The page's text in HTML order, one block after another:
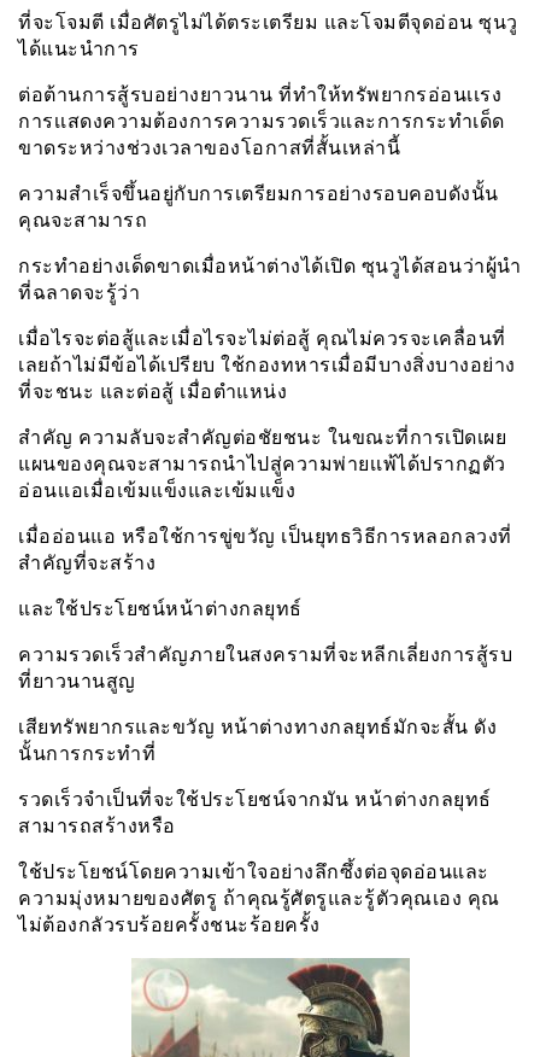
ที่จะโจมตี เมื่อศัตรูไม่ได้ตระเตรียม และโจมตีจุดอ่อน ซุนวู
ได้แนะนำการ
ต่อต้านการสู้รบอย่างยาวนาน ที่ทำให้ทรัพยากรอ่อนเเรง
การเเสดงความต้องการความรวดเร็วและการกระทำเด็ด
ขาดระหว่างช่วงเวลาของโอกาสที่สั้นเหล่านี้
ความสำเร็จขึ้นอยู่กับการเตรียมการอย่างรอบคอบดังนั้น
คุณจะสามารถ
กระทำอย่างเด็ดขาดเมื่อหน้าต่างได้เปิด ซุนวูได้สอนว่าผู้นำ
ที่ฉลาดจะรู้ว่า
เมื่อไรจะต่อสู้และเมื่อไรจะไม่ต่อสู้ คุณไม่ควรจะเคลื่อนที่
เลยถ้าไม่มีข้อได้เปรียบ ใช้กองทหารเมื่อมีบางสิ่งบางอย่าง
ที่จะชนะ และต่อสู้ เมื่อตำแหน่ง
สำคัญ ความลับจะสำคัญต่อชัยชนะ ในขณะที่การเปิดเผย
แผนของคุณจะสามารถนำไปสู่ความพ่ายเเพ้ได้ปรากฏตัว
อ่อนเเอเมื่อเข้มแข็งและเข้มแข็ง
เมื่ออ่อนแอ หรือใช้การขู่ขวัญ เป็นยุทธวิธีการหลอกลวงที่
สำคัญที่จะสร้าง
และใช้ประโยชน์หน้าต่างกลยุทธ์
ความรวดเร็วสำคัญภายในสงครามที่จะหลีกเลี่ยงการสู้รบ
ที่ยาวนานสูญ
เสียทรัพยากรและขวัญ หน้าต่างทางกลยุทธ์มักจะสั้น ดัง
นั้นการกระทำที่
รวดเร็วจำเป็นที่จะใช้ประโยชน์จากมัน หน้าต่างกลยุทธ์
สามารถสร้างหรือ
ใช้ประโยชน์โดยความเข้าใจอย่างลึกซึ้งต่อจุดอ่อนและ
ความมุ่งหมายของศัตรู ถ้าคุณรู้ศัตรูและรู้ตัวคุณเอง คุณ
ไม่ต้องกลัวรบร้อยครั้งชนะร้อยครั้ง